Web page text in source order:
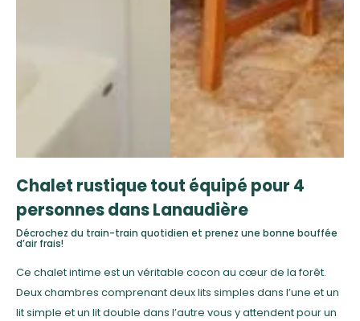
Chalet rustique tout équipé pour 4
personnes dans Lanaudière
Décrochez du train-train quotidien et prenez une bonne bouffée
d’air frais!
Ce chalet intime est un véritable cocon au cœur de la forêt.
Deux chambres comprenant deux lits simples dans l’une et un
lit simple et un lit double dans l’autre vous y attendent pour un